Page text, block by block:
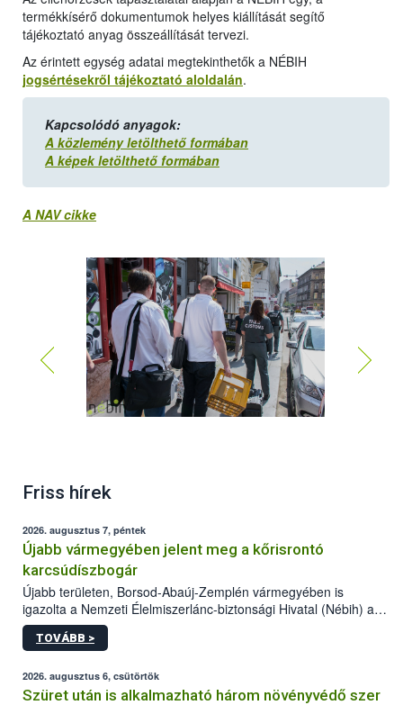
termékkísérő dokumentumok helyes kiállítását segítő
tájékoztató anyag összeállítását tervezi.
Az érintett egység adatai megtekinthetők a NÉBIH
jogsértésekről tájékoztató aloldalán.
Kapcsolódó anyagok:
A közlemény letölthető formában
A képek letölthető formában
A NAV cikke
Friss hírek
2026. augusztus 7, péntek
Újabb vármegyében jelent meg a kőrisrontó
karcsúdíszbogár
Újabb területen, Borsod-Abaúj-Zemplén vármegyében is
igazolta a Nemzeti Élelmiszerlánc-biztonsági Hivatal (Nébih) a
kőrisrontó karcsúdíszbogár (Agrilus planipennis) jelenlétét. A
kártevőt nem csak színcsapdában találták meg, de már fertőzött
az intenzív felderítést, emellett az intézkedéseket a szlovák
hatósággal is összehangolják a terjedés megállítása érdekében.
TOVÁBB >
2026. augusztus 6, csütörtök
Szüret után is alkalmazható három növényvédő szer